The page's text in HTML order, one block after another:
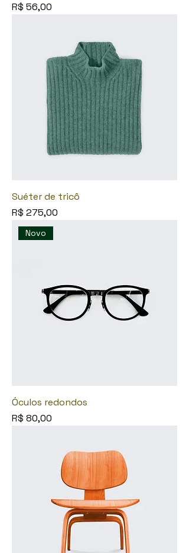
Preço
R$ 56,00
Suéter de tricô
Preço
R$ 275,00
Novo
Óculos redondos
Preço
R$ 80,00